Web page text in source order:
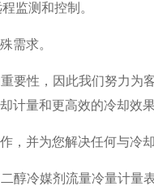
监测和控制。
需求。
要性，因此我们努力为
计量和更高效的冷却效
，并为您解决任何与冷
醇冷媒剂流量冷量计